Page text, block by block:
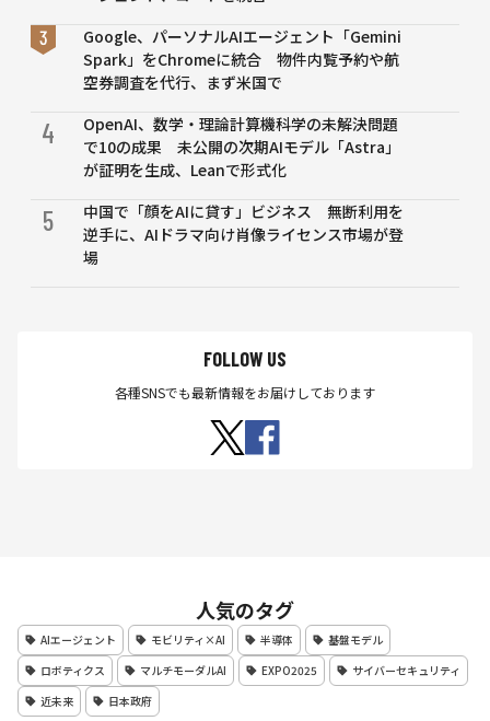
Google、パーソナルAIエージェント「Gemini
Spark」をChromeに統合 物件内覧予約や航
空券調査を代行、まず米国で
4
OpenAI、数学・理論計算機科学の未解決問題
で10の成果 未公開の次期AIモデル「Astra」
が証明を生成、Leanで形式化
5
中国で「顔をAIに貸す」ビジネス 無断利用を
逆手に、AIドラマ向け肖像ライセンス市場が登
場
FOLLOW US
各種SNSでも最新情報をお届けしております
人気のタグ
AIエージェント モビリティ×AI 半導体
基盤モデル
ロボティクス
マルチモーダルAI EXPO2025
サイバーセキュリティ
近未来
日本政府